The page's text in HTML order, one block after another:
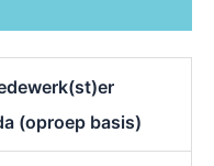
(oproep basis)